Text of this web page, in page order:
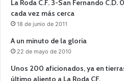
La Roda C.F. 3-San Fernando
cada vez más cerca
18 de junio de 2011
A un minuto de la gloria
22 de mayo de 2010
Unos 200 aficionados, ya en
último aliento a La Roda CF.